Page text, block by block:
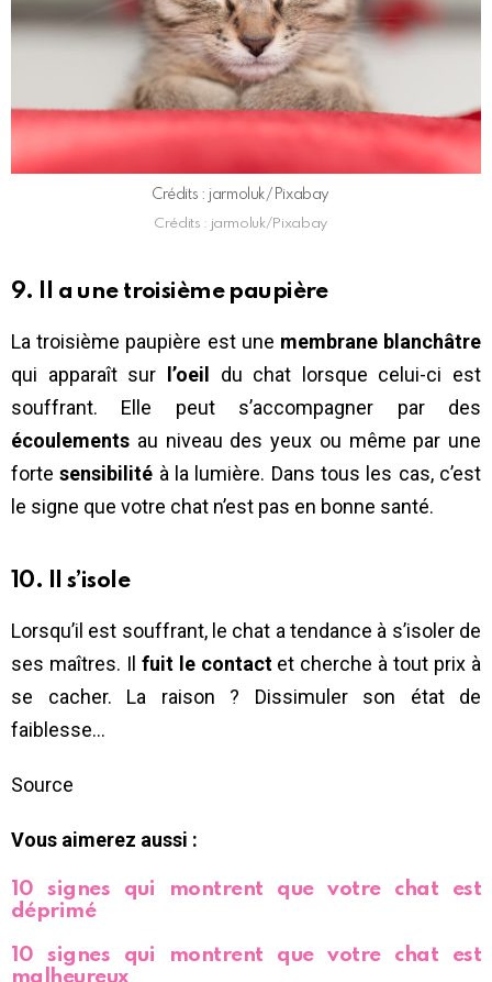
Crédits : jarmoluk/Pixabay
Crédits : jarmoluk/Pixabay
9. Il a une troisième paupière
La troisième paupière est une membrane blanchâtre
qui apparaît sur l’oeil du chat lorsque celui-ci est
souffrant. Elle peut s’accompagner par des
écoulements au niveau des yeux ou même par une
fortesensibilité à la lumière. Dans tous les cas, c’est
le signe que votre chat n’est pas en bonne santé.
10. Il s’isole
Lorsqu’il est souffrant, le chat a tendance à s’isoler de
ses maîtres. Il fuit le contactet cherche à tout prix à
se cacher. La raison ? Dissimuler son état de
faiblesse…
Source
Vous aimerez aussi :
10 signes qui montrent que votre chat est
déprimé
10 signes qui montrent que votre chat est
malheureux